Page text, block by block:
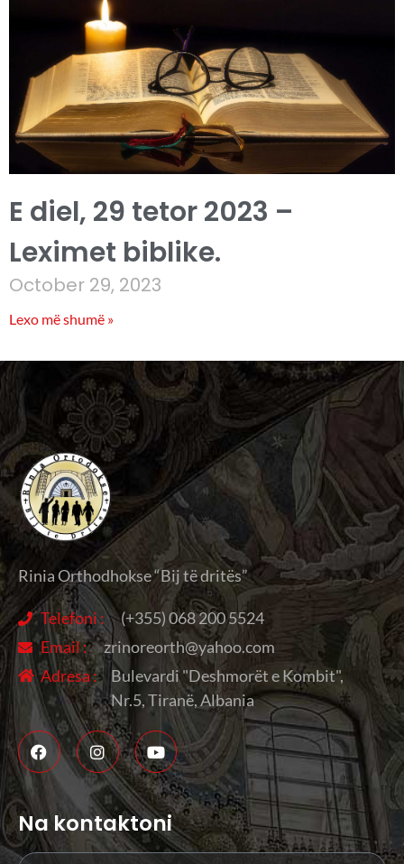
E diel, 29 tetor 2023 –
Leximet biblike.
October 29, 2023
Lexo më shumë »
Rinia Orthodhokse “Bij të dritës”
Telefoni :
(+355) 068 200 5524
Email :
zrinoreorth@yahoo.com
Adresa :
Bulevardi "Deshmorët e Kombit",
Nr.5, Tiranë, Albania
Na kontaktoni